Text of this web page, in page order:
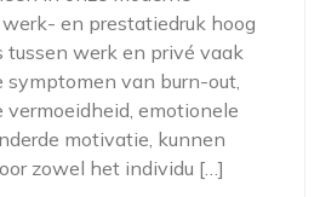
en prestatiedruk hoog
tussen werk en privé vaak
symptomen van burn-out,
emotionele
motivatie, kunnen
zowel het individu […]